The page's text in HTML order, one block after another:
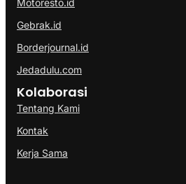
Motoresto.id
Gebrak.id
Borderjournal.id
Jedadulu.com
Kolaborasi
Tentang Kami
Kontak
Kerja Sama